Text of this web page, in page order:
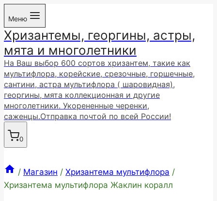
Перейти
содержимому
Меню
Хризантемы, георгины, астры,
мята и многолетники
На Ваш выбор 600 сортов хризантем, такие как
мультифлора, корейские, срезочные, горшечные,
сантини, астра мультифлора ( шаровидная),
георгины, мята коллекционная и другие
многолетники. Укорененные черенки,
саженцы.Отправка почтой по всей России!
0
/ Магазин / Хризантема мультифлора /
Хризантема мультифлора Жаклин коралл